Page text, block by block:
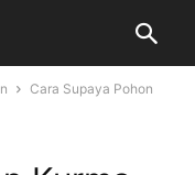
Cara Supaya Pohon